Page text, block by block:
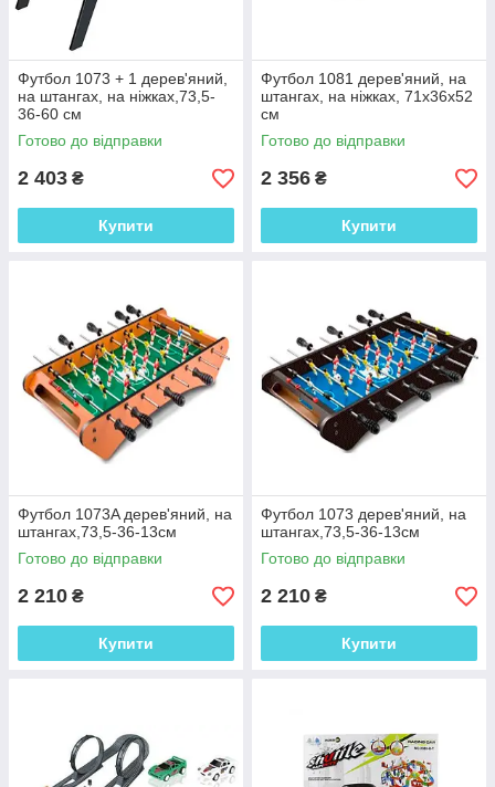
Футбол 1073 + 1 дерев'яний,
на штангах, на ніжках,73,5-
36-60 см
Готово до відправки
2 403 ₴
Купити
Футбол 1081 дерев'яний, на
штангах, на ніжках, 71х36х52
см
Готово до відправки
2 356 ₴
Купити
Футбол 1073A дерев'яний, на
штангах,73,5-36-13см
Готово до відправки
2 210 ₴
Купити
Футбол 1073 дерев'яний, на
штангах,73,5-36-13см
Готово до відправки
2 210 ₴
Купити